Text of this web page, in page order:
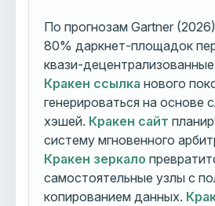
По прогнозам Gartner
80% даркнет-площадок
квази-
Кракен ссылка нового
генерироваться на основе
хэшей. Кракен сайт
систему мгновенного
Кракен зеркало
самостоятельные узлы с
копированием данных.